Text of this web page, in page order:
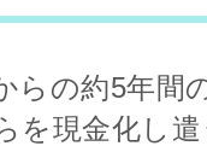
らの約5年間
を現金化し